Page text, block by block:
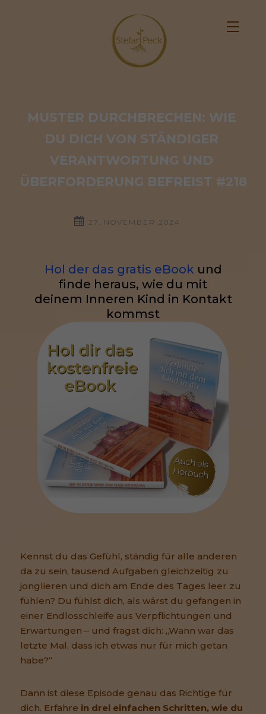
MUSTER DURCHBRECHEN: WIE
DU DICH VON STÄNDIGER
VERANTWORTUNG UND
ÜBERFORDERUNG BEFREIST #218
27. NOVEMBER 2024
Hol der das gratis eBook und
finde heraus, wie du mit
deinem Inneren Kind in Kontakt
kommst
Kennst du das Gefühl, ständig für alle anderen
da zu sein, tausend Aufgaben gleichzeitig zu
jonglieren und dich am Ende des Tages leer zu
fühlen? Du fühlst dich, als wärst du gefangen in
einer Endlosschleife aus Verpflichtungen und
Erwartungen – und fragst dich: „Wann war das
letzte Mal, dass ich etwas nur für mich getan
habe?“
Dann ist diese Episode genau das Richtige für
dich. Erfahre in drei einfachen Schritten, wie du